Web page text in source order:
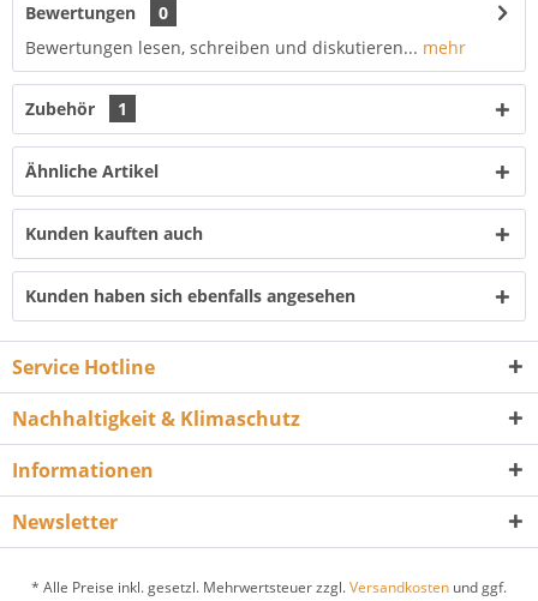
Bewertungen
0
Bewertungen lesen, schreiben und diskutieren... mehr
Zubehör 1
Ähnliche Artikel
Kunden kauften auch
Kunden haben sich ebenfalls angesehen
Service Hotline
Nachhaltigkeit & Klimaschutz
Informationen
Newsletter
* Alle Preise inkl. gesetzl. Mehrwertsteuer zzgl.Versandkosten und ggf.